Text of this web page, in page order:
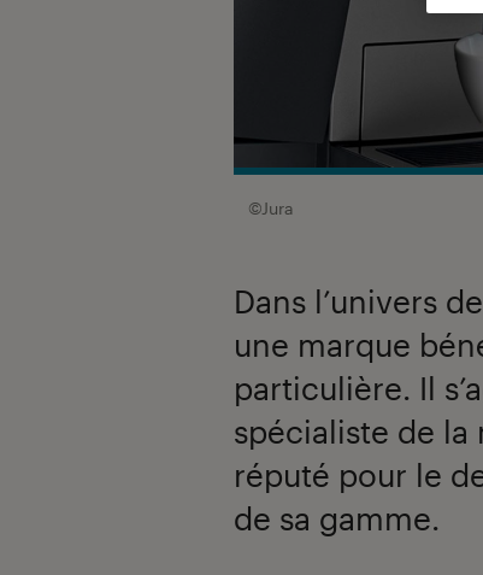
©Jura
Dans l’univers
une marque
particulière. Il
spécialiste de
réputé pour le
de sa gamme.